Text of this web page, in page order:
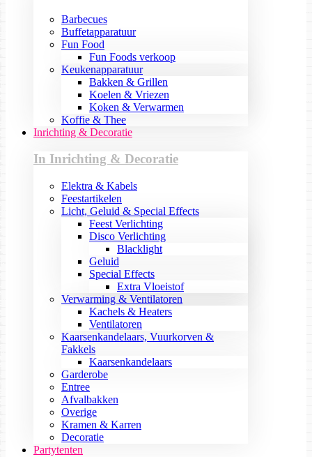
Barbecues
Buffetapparatuur
Fun Food
Fun Foods verkoop
Keukenapparatuur
Bakken & Grillen
Koelen & Vriezen
Koken & Verwarmen
Koffie & Thee
Inrichting & Decoratie
In Inrichting & Decoratie
Elektra & Kabels
Feestartikelen
Licht, Geluid & Special Effects
Feest Verlichting
Disco Verlichting
Blacklight
Geluid
Special Effects
Extra Vloeistof
Verwarming & Ventilatoren
Kachels & Heaters
Ventilatoren
Kaarsenkandelaars, Vuurkorven &
Fakkels
Kaarsenkandelaars
Garderobe
Entree
Afvalbakken
Overige
Kramen & Karren
Decoratie
Partytenten